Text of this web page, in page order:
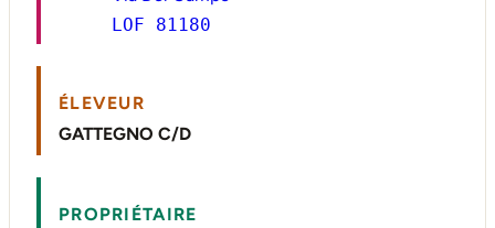
LOF 81180
ÉLEVEUR
GATTEGNO C/D
PROPRIÉTAIRE